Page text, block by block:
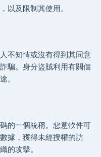
以及限制其使用。
不知情或沒有得到其同意
騙。身分盜賊利用有關個
。
的一個統稱。惡意軟件可
據，獲得未經授權的訪
的攻擊。